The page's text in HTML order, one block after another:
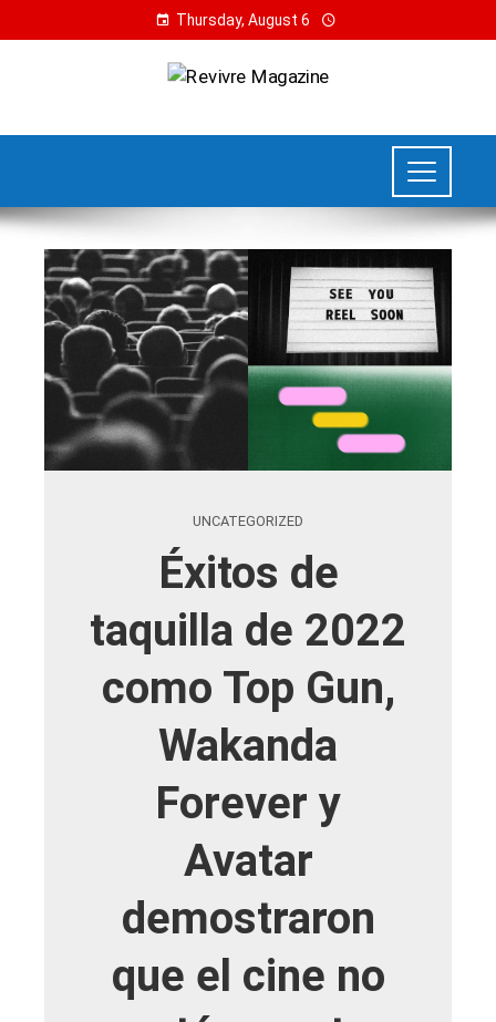
Thursday, August 6
UNCATEGORIZED
Éxitos de
taquilla de 2022
como Top Gun,
Wakanda
Forever y
Avatar
demostraron
que el cine no